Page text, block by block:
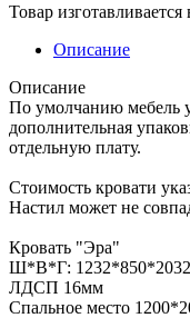
Товар
Описание
Описание
По умолчанию мебель
дополнительная
отдельную плату.
Стоимость кровати
Настил может не
Кровать "Эра"
Ш*В*Г:
ЛДСП 16мм
Спальное место